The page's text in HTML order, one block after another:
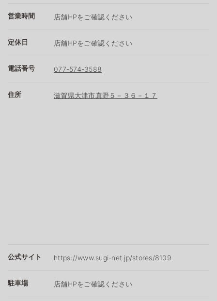
営業時間 店舗HPをご確認ください
定休日 店舗HPをご確認ください
電話番号 077-574-3588
住所 滋賀県大津市真野５－３６－１７
公式サイト https://www.sugi-net.jp/stores/8109
駐車場 店舗HPをご確認ください